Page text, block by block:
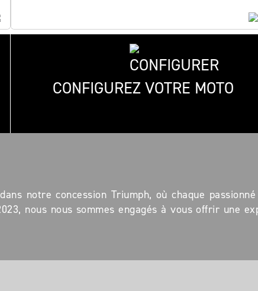
CONFIGUREZ VOTRE MOTO
notre concession Triumph, où chaque
nous nous sommes engagés à vous offrir une